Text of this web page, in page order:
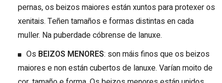
pernas, os beizos maiores están xuntos para protexer os
xenitais. Teñen tamaños e formas distintas en cada
muller. Na puberdade cóbrense de lanuxe.
Os BEIZOS MENORES: son máis finos que os beizos
maiores e non están cubertos de lanuxe. Varían moito de